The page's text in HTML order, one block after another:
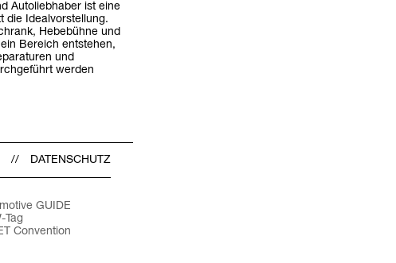
Autoliebhaber ist eine
die Idealvorstellung.
Hebebühne und
Bereich entstehen,
und
werden
DATENSCHUTZ
GUIDE
Tag
Convention